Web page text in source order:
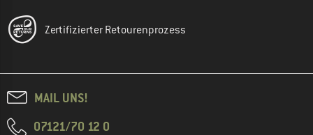
Zertifizierter Retourenprozess
MAIL UNS!
07121/70 12 0